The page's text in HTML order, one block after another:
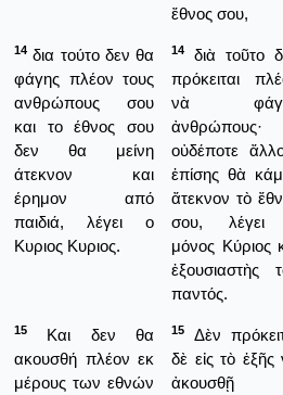
ἔθνος σου,
14 δια τούτο δεν θα
φάγης πλέον τους
ανθρώπους σου
και το έθνος σου
δεν θα μείνη
άτεκνον και
έρημον από
παιδιά, λέγει ο
Κυριος Κυριος.
14
διὰ τοῦτο
πρόκειται
νὰ
ἀνθρώπους·
οὐδέποτε
ἐπίσης θὰ
ἄτεκνον τὸ
σου,
μόνος Κύριος
ἐξουσιαστὴς
παντός.
15
Και δεν θα
ακουσθή πλέον εκ
μέρους των εθνών
15
Δὲν
δὲ εἰς τὸ ἑξῆς
ἀκουσθῇ